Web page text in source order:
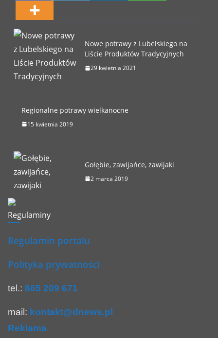
Nowe potrawy z Lubelskiego na
Liście Produktów Tradycyjnych
29 kwietnia 2021
Regionalne potrawy wielkanocne
15 kwietnia 2019
Gołębie, zawijańce, zawijaki
2 marca 2019
Regulaminy
Regulamin portalu
Polityka prywatności
tel.: 885 209 671
mail: kontakt@dnews.pl
Reklama